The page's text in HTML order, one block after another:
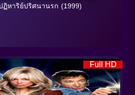
ฏิหาริย์ปริศนานรก (1999)
Full HD